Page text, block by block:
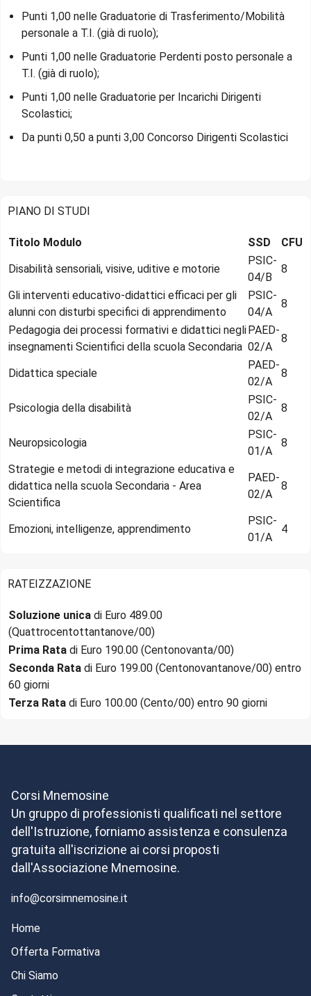
Punti 1,00 nelle Graduatorie di Trasferimento/Mobilità
personale a T.I. (già di ruolo);
Punti 1,00 nelle Graduatorie Perdenti posto personale a
T.I. (già di ruolo);
Punti 1,00 nelle Graduatorie per Incarichi Dirigenti
Scolastici;
Da punti 0,50 a punti 3,00 Concorso Dirigenti Scolastici
PIANO DI STUDI
Titolo Modulo SSD
CFU
Disabilità sensoriali, visive, uditive e motorie
PSIC-
04/B
8
Gli interventi educativo-didattici efficaci per gli
alunni con disturbi specifici di apprendimento
PSIC-
04/A
8
Pedagogia dei processi formativi e didattici negli
insegnamenti Scientifici della scuola Secondaria
PAED-
02/A
8
Didattica speciale
PAED-
02/A
8
Psicologia della disabilità
PSIC-
02/A
8
Neuropsicologia
PSIC-
01/A
8
Strategie e metodi di integrazione educativa e
didattica nella scuola Secondaria - Area
Scientifica
PAED-
02/A
8
Emozioni, intelligenze, apprendimento
PSIC-
01/A
4
RATEIZZAZIONE
Soluzione unica di Euro 489.00
(Quattrocentottantanove/00)
Prima Rata di Euro 190.00 (Centonovanta/00)
Seconda Rata di Euro 199.00 (Centonovantanove/00) entro
60 giorni
Terza Rata di Euro 100.00 (Cento/00) entro 90 giorni
Corsi Mnemosine
Un gruppo di professionisti qualificati nel settore
dell'Istruzione, forniamo assistenza e consulenza
gratuita all'iscrizione ai corsi proposti
dall'Associazione Mnemosine.
info@corsimnemosine.it
Home
Offerta Formativa
Chi Siamo